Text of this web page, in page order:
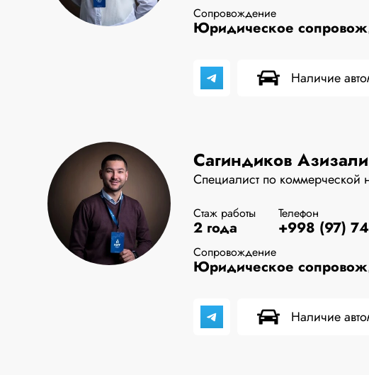
Сопровождение
Юридическое
Наличие
Сагиндиков
Специалист по коммерческой
Стаж работы
2 года
Телефон
+998 (97)
Сопровождение
Юридическое
Наличие